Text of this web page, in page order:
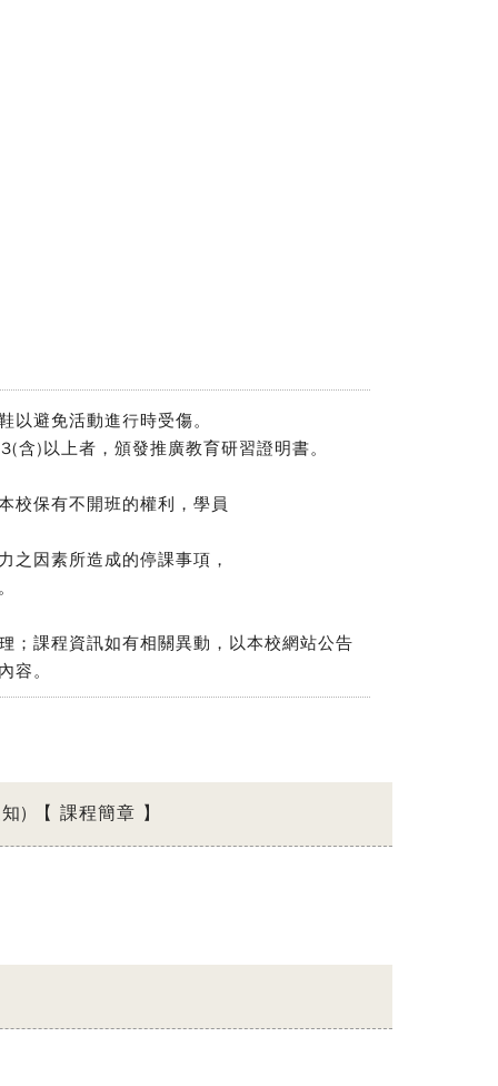
以避免活動進行時受傷。
含)以上者，頒發推廣教育研習證明書。
校保有不開班的權利，學員
之因素所造成的停課事項，
；課程資訊如有相關異動，以本校網站公告
容。
) 【 課程簡章 】